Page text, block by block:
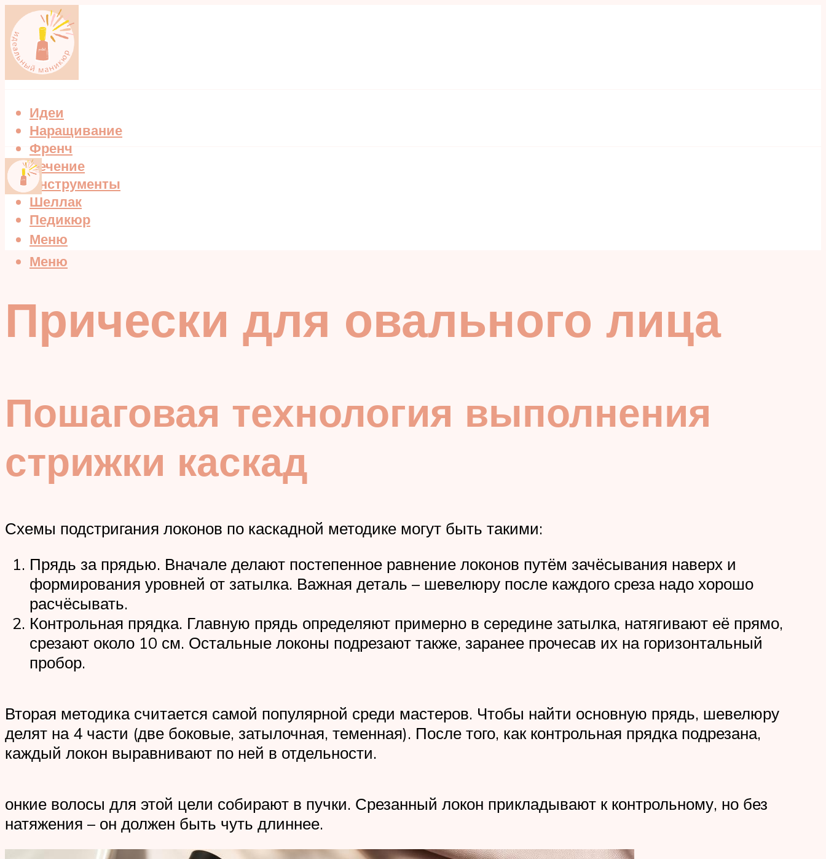
Идеи
Наращивание
Френч
Лечение
Инструменты
Шеллак
Педикюр
Меню
Меню
Прически для овального лица
Пошаговая технология выполнения
стрижки каскад
Схемы подстригания локонов по каскадной методике могут быть такими:
Прядь за прядью. Вначале делают постепенное равнение локонов путём зачёсывания наверх и
формирования уровней от затылка. Важная деталь – шевелюру после каждого среза надо хорошо
расчёсывать.
Контрольная прядка. Главную прядь определяют примерно в середине затылка, натягивают её прямо,
срезают около 10 см. Остальные локоны подрезают также, заранее прочесав их на горизонтальный
пробор.
Вторая методика считается самой популярной среди мастеров. Чтобы найти основную прядь, шевелюру
делят на 4 части (две боковые, затылочная, теменная). После того, как контрольная прядка подрезана,
каждый локон выравнивают по ней в отдельности.
онкие волосы для этой цели собирают в пучки. Срезанный локон прикладывают к контрольному, но без
натяжения – он должен быть чуть длиннее.